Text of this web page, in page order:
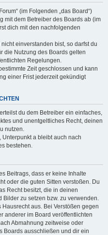
(im Folgenden „das Board“)
mit dem Betreiber des Boards ab (im
dich mit den nachfolgenden
einverstanden bist, so darfst du
die Nutzung des Boards gelten
Regelungen.
Zeit geschlossen und kann
einer Frist jederzeit gekündigt
du dem Betreiber ein einfaches,
und unentgeltliches Recht, deinen
nutzen.
Unterpunkt a bleibt auch nach
bestehen.
Beitrags, dass er keine Inhalte
oder die guten Sitten verstoßen. Du
Recht besitzt, die in deinen
zu setzen bzw. zu verwenden.
aus. Bei Verstößen gegen
anderer im Board veröffentlichten
Abmahnung zeitweise oder
Boards ausschließen und dir ein